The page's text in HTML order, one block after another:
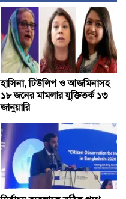
হাসিনা, টিউলিপ ও আজমিনাসহ
১৮ জনের মামলার যুক্তিতর্ক ১৩
জানুয়ারি